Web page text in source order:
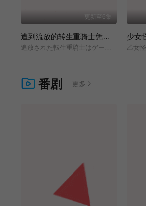
更新至6集
遭到流放的转生重骑士凭借游戏知识大开无双 少女
乙女
番剧 更多